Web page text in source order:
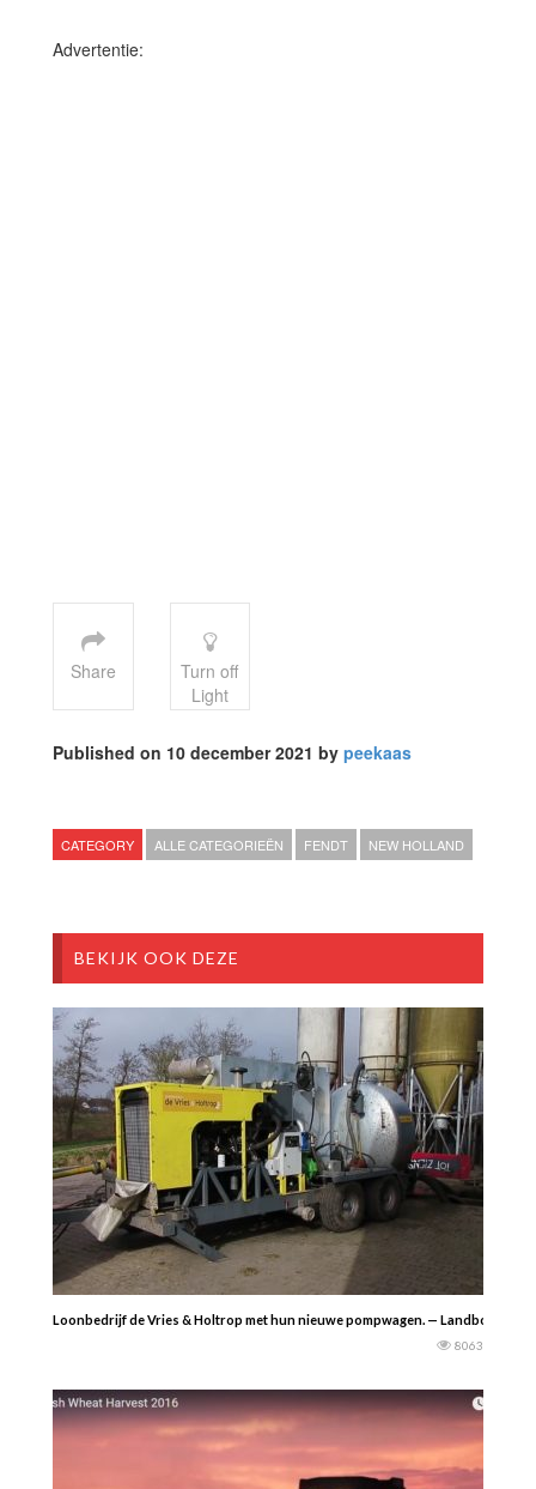
Advertentie:
Share
Turn off
Light
Published on 10 december 2021 by peekaas
CATEGORY ALLE CATEGORIEËN FENDT NEW HOLLAND
BEKIJK OOK DEZE
Loonbedrijf de Vries & Holtrop met hun nieuwe pompwagen. —
8063